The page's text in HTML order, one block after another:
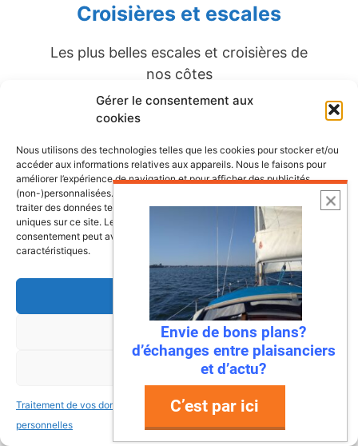
Gérer le consentement aux
cookies
Nous utilisons des technologies telles que les cookies pour stocker et/ou
accéder aux informations relatives aux appareils. Nous le faisons pour
améliorer l’expérience de navigation et pour afficher des publicités
(non-)personnalisées. Consentir à ces technologies nous autorisera à
traiter des données telles que le comportement de navigation ou les ID
uniques sur ce site. Le fait de ne pas consentir ou de retirer son
consentement peut avoir un effet négatif sur certaines fonctonnalités et
caractéristiques.
Accepter
Refuser
Voir les préférences
Traitement de vos données
personnelles
Traitement de vos données
personnelles
Croisières et escales
Les plus belles escales et croisières de
nos côtes
Envie de fraicheur ? Larguez les
Imaginez : des falaises vertigineuses qui
plongent dans une mer turquoise, des ports
Envie de bons plans?
d’échanges entre plaisanciers
et d’actu?
C’est par ici